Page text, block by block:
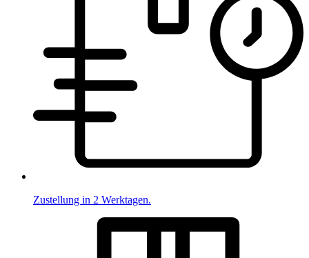
Zustellung in 2 Werktagen.